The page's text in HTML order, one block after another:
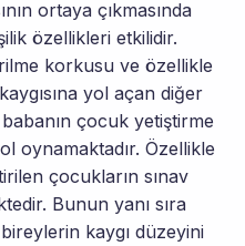
ortaya çıkmasında
özellikleri etkilidir.
korkusu ve özellikle
yol açan diğer
çocuk yetiştirme
oynamaktadır. Özellikle
çocukların sınav
Bunun yanı sıra
kaygı düzeyini